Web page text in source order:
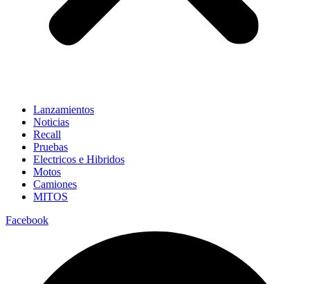
Lanzamientos
Noticias
Recall
Pruebas
Electricos e Hibridos
Motos
Camiones
MITOS
Facebook